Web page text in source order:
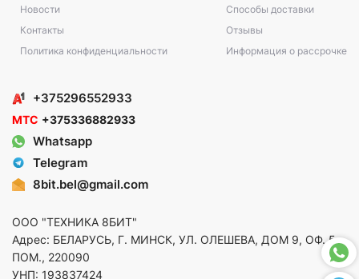
Новости
Контакты
Политика конфиденциальности
Способы доставки
Отзывы
Информация о рассрочке
+375296552933
МТС +375336882933
Whatsapp
Telegram
8bit.bel@gmail.com
ООО "ТЕХНИКА 8БИТ"
Адрес: БЕЛАРУСЬ, Г. МИНСК, УЛ. ОЛЕШЕВА, ДОМ 9, ОФ. 5,
ПОМ., 220090
УНП: 193837424